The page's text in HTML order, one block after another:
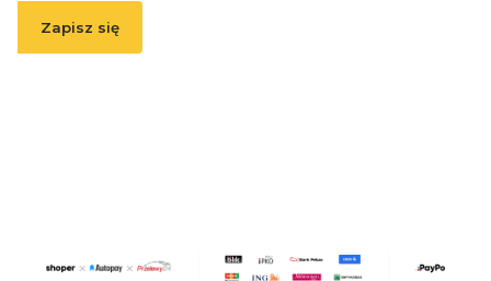
Zapisz się